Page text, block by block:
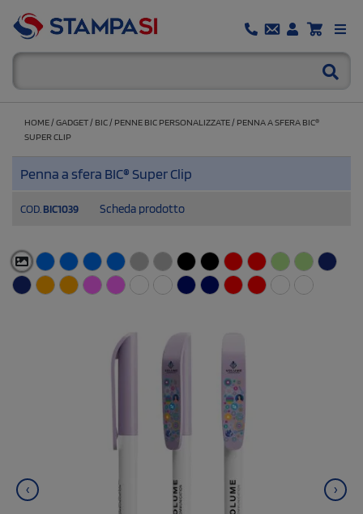
HOME /GADGET / BIC / PENNE BIC PERSONALIZZATE / PENNA A SFERA BIC®
SUPER CLIP
Penna a sfera BIC® Super Clip
COD. BIC1039 Scheda prodotto
‹ ›